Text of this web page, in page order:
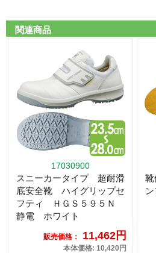
関連商品
17030900
スニーカータイプ 超耐滑
底安全靴 ハイグリップセ
フティ ＨＧＳ５９５Ｎ
静電 ホワイト
販売価格： 11,462円
本体価格: 10,420円